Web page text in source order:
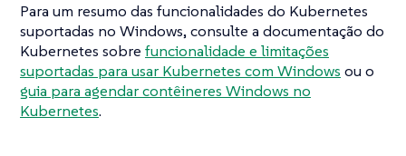
Para um resumo das funcionalidades do Kubernetes
suportadas no Windows, consulte a documentação do
Kubernetes sobre funcionalidade e limitações
suportadas para usar Kubernetes com Windows ou o
guia para agendar contêineres Windows no
Kubernetes.